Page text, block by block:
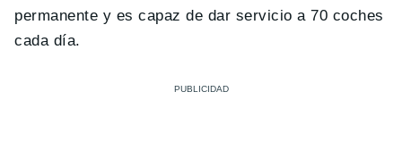
permanente y es capaz de dar servicio a 70 coches
cada día.